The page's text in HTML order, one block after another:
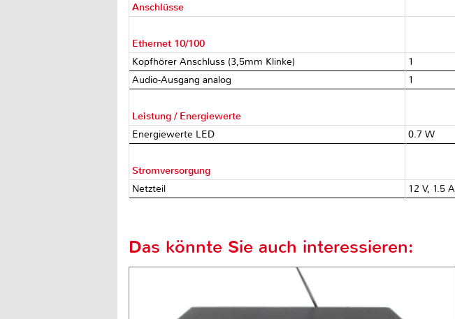
Anschlüsse
Ethernet 10/100
Kopfhörer Anschluss (3,5mm Klinke)
1
Audio-Ausgang analog
1
Leistung / Energiewerte
Energiewerte LED
0.7 W
Stromversorgung
Netzteil
12 V, 1.5 A
Das könnte Sie auch interessieren: